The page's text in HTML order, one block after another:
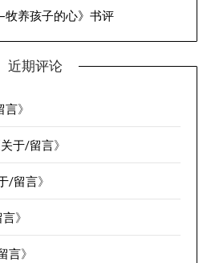
牧养孩子的心》书评
近期评论
言》
关于/留言》
/留言》
言》
言》